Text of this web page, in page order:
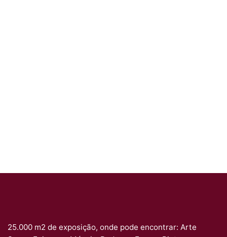
25.000 m2 de exposição, onde pode encontrar: Arte